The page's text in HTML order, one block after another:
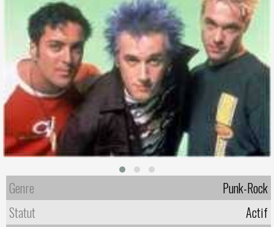
Genre
Punk-Rock
Statut
Actif